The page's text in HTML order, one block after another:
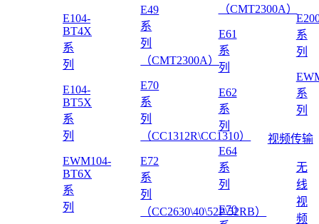
E104-
BT4X
系
列
E104-
BT5X
系
列
EWM104-
BT6X
系
列
E49
系
列
（CMT2300A）
E70
系
列
（CC1312R\CC1310）
E72
系
列
（CC2630\40\52P\52RB）
（CMT2300A）
E61
系
列
E62
系
列
E64
系
列
E70
系
列
系
列
视频传输
无
线
视
频